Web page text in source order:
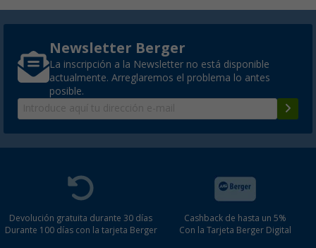
Newsletter Berger
La inscripción a la Newsletter no está disponible
actualmente. Arreglaremos el problema lo antes
posible.
Devolución gratuita durante 30 días
Durante 100 días con la tarjeta Berger
Cashback de hasta un 5%
Con la Tarjeta Berger Digital